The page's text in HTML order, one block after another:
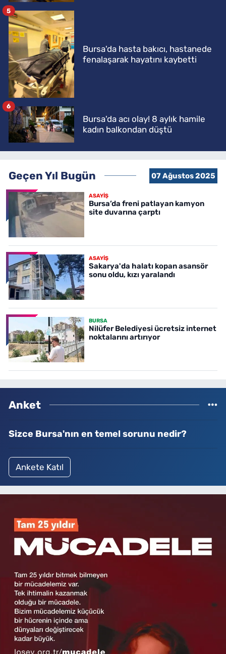
Bursa'da hasta bakıcı, hastanede
fenalaşarak hayatını kaybetti
5
Bursa'da acı olay! 8 aylık hamile
kadın balkondan düştü
6
Geçen Yıl Bugün 07 Ağustos 2025
ASAYİŞ
Bursa’da freni patlayan kamyon
site duvarına çarptı
ASAYİŞ
Sakarya'da halatı kopan asansör
sonu oldu, kızı yaralandı
BURSA
Nilüfer Belediyesi ücretsiz internet
noktalarını artırıyor
Anket
Sizce Bursa'nın en temel sorunu nedir?
Ankete Katıl